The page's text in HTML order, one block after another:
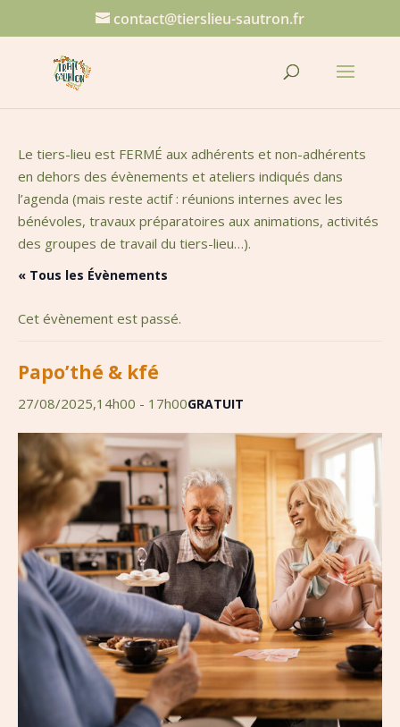
contact@tierslieu-sautron.fr
Le tiers-lieu est FERMÉ aux adhérents et non-adhérents
en dehors des évènements et ateliers indiqués dans
l’agenda (mais reste actif : réunions internes avec les
bénévoles, travaux préparatoires aux animations, activités
des groupes de travail du tiers-lieu…).
« Tous les Évènements
Cet évènement est passé.
Papo’thé & kfé
27/08/2025,14h00 - 17h00GRATUIT